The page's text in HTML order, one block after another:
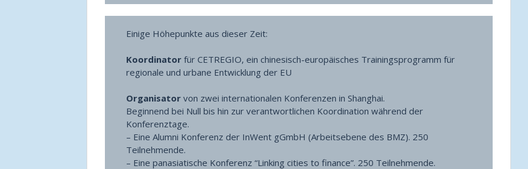
Einige Höhepunkte aus dieser Zeit:
Koordinator für CETREGIO, ein chinesisch-europäisches Trainingsprogramm für
regionale und urbane Entwicklung der EU
Organisator von zwei internationalen Konferenzen in Shanghai.
Beginnend bei Null bis hin zur verantwortlichen Koordination während der
Konferenztage.
– Eine Alumni Konferenz der InWent gGmbH (Arbeitsebene des BMZ). 250
Teilnehmende.
– Eine panasiatische Konferenz “Linking cities to finance”. 250 Teilnehmende.